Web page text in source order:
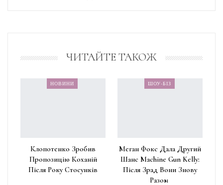
ЧИТАЙТЕ ТАКОЖ
НОВИНИ
Клопотенко Зробив
Пропозицію Коханій
Після Року Стосунків
ШОУ-БІЗ
Меган Фокс Дала Другий
Шанс Machine Gun Kelly:
Після Зрад Вони Знову
Разом